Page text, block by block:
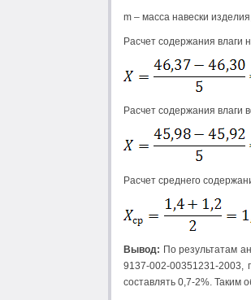
m – масса навески
Расчет содержания влаги
Расчет содержания влаги
Расчет среднего
Вывод: По результатам
9137-002-00351231-
составлять 0,7-2%. Таким